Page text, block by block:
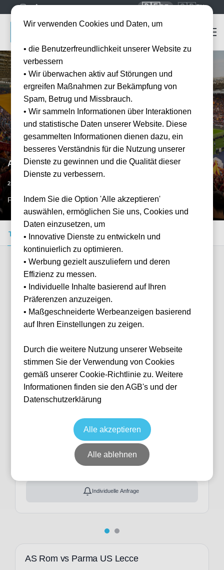
🇩🇪DE 🇬🇧EN
AS Rom vs Parma US Lecce
21.03.2027
FCO, IT
Tickets kaufen Event-Info FAQ
Verfügbare Kategorien (2)
Tribuna Tevere
15:00
10 verfügbar
Italien
Olympiastadion Rom
Ticket(s) + Hotel
Individuelle Anfrage
AS Rom vs Parma US Lecce
Wir verwenden Cookies und Daten, um
• die Benutzerfreundlichkeit unserer Website zu
verbessern
• Wir überwachen aktiv auf Störungen und
ergreifen Maßnahmen zur Bekämpfung von
Spam, Betrug und Missbrauch.
• Wir sammeln Informationen über Interaktionen
und statistische Daten unserer Website. Diese
gesammelten Informationen dienen dazu, ein
besseres Verständnis für die Nutzung unserer
Dienste zu gewinnen und die Qualität dieser
Dienste zu verbessern.
Indem Sie die Option 'Alle akzeptieren'
auswählen, ermöglichen Sie uns, Cookies und
Daten einzusetzen, um
• Innovative Dienste zu entwickeln und
kontinuierlich zu optimieren.
• Werbung gezielt auszuliefern und deren
Effizienz zu messen.
• Individuelle Inhalte basierend auf Ihren
Präferenzen anzuzeigen.
• Maßgeschneiderte Werbeanzeigen basierend
auf Ihren Einstellungen zu zeigen.
Durch die weitere Nutzung unserer Webseite
stimmen Sie der Verwendung von Cookies
gemäß unserer Cookie-Richtlinie zu. Weitere
Informationen finden sie den AGB's und der
Datenschutzerklärung
Alle akzeptieren
Alle ablehnen